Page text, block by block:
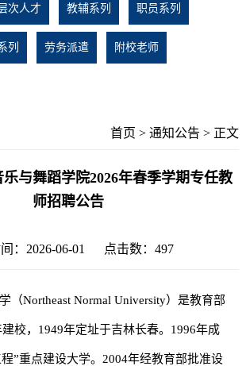
次人才 教辅系列 职员系列
列 劳务派遣 附校老师
首页 >通知公告 > 正文
与舞蹈学院2026年春季学期专任教
师招聘公告
：2026-06-01 点击数： 497
（Northeast Normal University）是教育部
校， 1949年定址于吉林长春。 1996年成
”重点建设大学。 2004年经教育部批准设